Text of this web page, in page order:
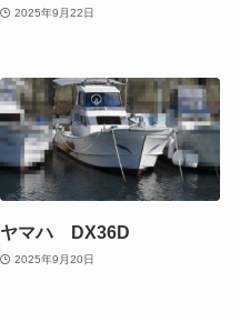
2025年9月22日
ヤマハ DX36D
2025年9月20日